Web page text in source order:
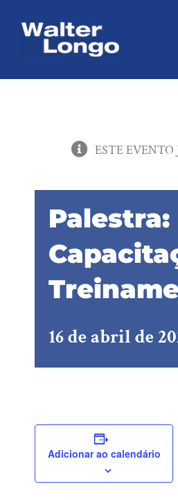
ESTE EVENTO
Palestra:
16 de abril de
Adicionar ao calendário